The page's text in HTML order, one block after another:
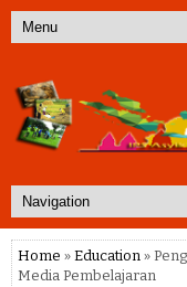
Home » Education »
Media Pembelajaran